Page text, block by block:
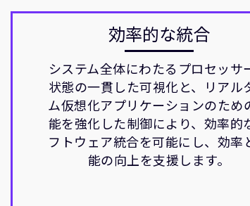
効率的な統合
システム全体にわたるプロセッサ
状態の一貫した可視化と、リアル
ム仮想化アプリケーションのため
能を強化した制御により、効率的
フトウェア統合を可能にし、効率
能の向上を支援します。